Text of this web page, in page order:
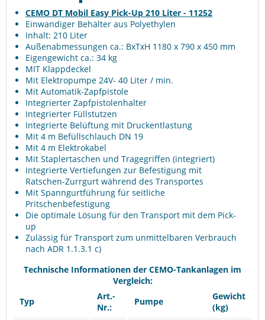
CEMO DT Mobil Easy Pick-Up 210 Liter - 11252
Einwandiger Behälter aus Polyethylen
Inhalt: 210 Liter
Außenabmessungen ca.: BxTxH 1180 x 790 x 450 mm
Eigengewicht ca.: 34 kg
MIT Klappdeckel
Mit Elektropumpe 24V- 40 Liter / min.
Mit Automatik-Zapfpistole
Integrierter Zapfpistolenhalter
Integrierter Füllstutzen
Integrierte Belüftung mit Druckentlastung
Mit 4 m Befüllschlauch DN 19
Mit 4 m Elektrokabel
Mit Staplertaschen und Tragegriffen (integriert)
Integrierte Vertiefungen zur Befestigung mit
Ratschen-Zurrgurt während des Transportes
Mit Spanngurtführung für seitliche
Pritschenbefestigung
Die optimale Lösung für den Transport mit dem Pick-
up
Zulässig für Transport zum unmittelbaren Verbrauch
nach ADR 1.1.3.1 c)
Technische Informationen der CEMO-Tankanlagen im
Vergleich:
Typ
Art.-
Nr.:
Pumpe
Gewicht
(kg)